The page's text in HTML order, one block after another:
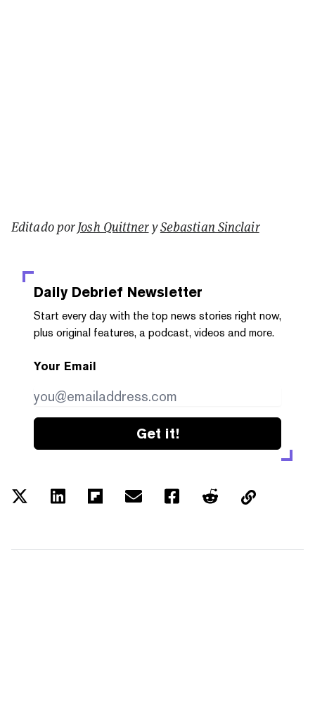
Editado porJosh QuittnerySebastian Sinclair
Daily Debrief Newsletter
Start every day with the top news stories right now,
plus original features, a podcast, videos and more.
Your Email
Get it!